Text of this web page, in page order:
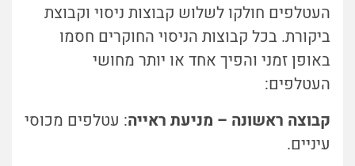
העטלפים חולקו לשלוש קבוצות ניסוי וקבוצת
ביקורת. בכל קבוצות הניסוי החוקרים חסמו
באופן זמני והפיך אחד או יותר מחושי
העטלפים:
קבוצה ראשונה – מניעת ראייה: עטלפים מכוסי
עיניים.